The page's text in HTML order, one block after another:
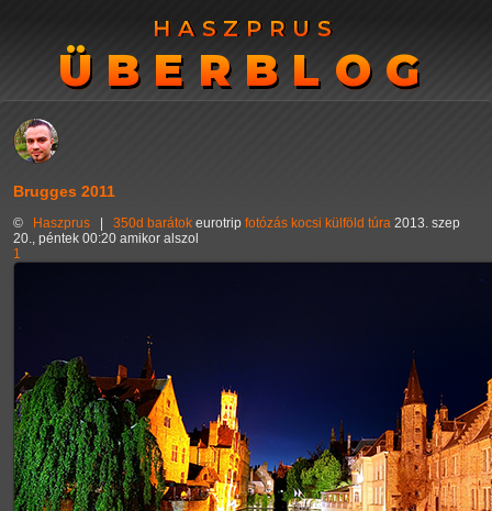
HASZPRUS
ÜBERBLOG
HASZPRUS
ÜBERBLOG
Brugges 2011
© Haszprus 350d barátok eurotrip fotózás kocsi külföld túra 2013. szep
20., péntek 00:20 amikor alszol
1